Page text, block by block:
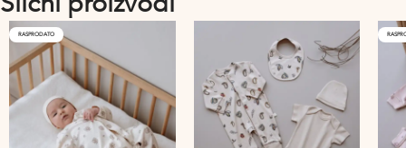
RASPRODATO